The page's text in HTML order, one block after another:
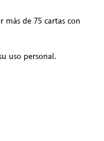
más de 75 cartas con
uso personal.